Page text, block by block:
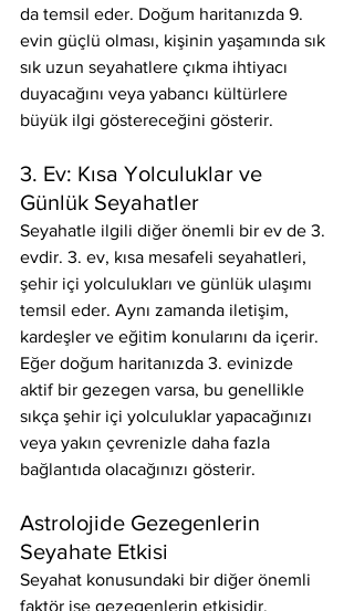
da temsil eder. Doğum haritanızda 9.
evin güçlü olması, kişinin yaşamında sık
sık uzun seyahatlere çıkma ihtiyacı
duyacağını veya yabancı kültürlere
büyük ilgi göstereceğini gösterir.
3. Ev: Kısa Yolculuklar ve
Günlük Seyahatler
Seyahatle ilgili diğer önemli bir ev de 3.
evdir. 3. ev, kısa mesafeli seyahatleri,
şehir içi yolculukları ve günlük ulaşımı
temsil eder. Aynı zamanda iletişim,
kardeşler ve eğitim konularını da içerir.
Eğer doğum haritanızda 3. evinizde
aktif bir gezegen varsa, bu genellikle
sıkça şehir içi yolculuklar yapacağınızı
veya yakın çevrenizle daha fazla
bağlantıda olacağınızı gösterir.
Astrolojide Gezegenlerin
Seyahate Etkisi
Seyahat konusundaki bir diğer önemli
faktör ise gezegenlerin etkisidir.